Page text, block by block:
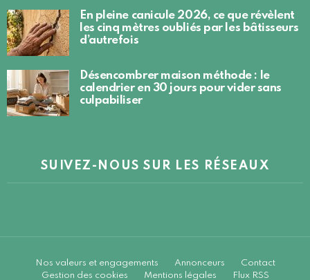
En pleine canicule 2026, ce que révèlent
les cinq mètres oubliés par les bâtisseurs
d’autrefois
Désencombrer maison méthode : le
calendrier en 30 jours pour vider sans
culpabiliser
SUIVEZ-NOUS SUR LES RÉSEAUX
Nos valeurs et engagements Annonceurs
Contact
Gestion des cookies
Mentions légales Flux RSS